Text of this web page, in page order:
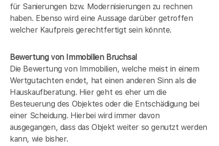
für Sanierungen bzw. Modernisierungen zu rechnen
haben. Ebenso wird eine Aussage darüber getroffen
welcher Kaufpreis gerechtfertigt sein könnte.
Bewertung von Immobilien Bruchsal
Die Bewertung von Immobilien, welche meist in einem
Wertgutachten endet, hat einen anderen Sinn als die
Hauskaufberatung. Hier geht es eher um die
Besteuerung des Objektes oder die Entschädigung bei
einer Scheidung. Hierbei wird immer davon
ausgegangen, dass das Objekt weiter so genutzt werden
kann, wie bisher.